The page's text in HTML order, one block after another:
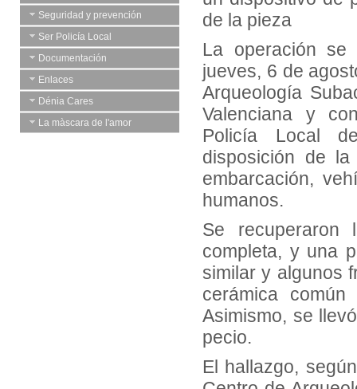
Seguridad y prevención
Ser Policía Local
Documentación
Enlaces
Dénia Cares
La màscara de l'amor
de la pieza
La operación
jueves, 6 de
Arqueología
Valenciana y
Policía Local
disposición de
embarcación,
humanos.
Se recuperaron
completa, y una
similar y algunos
cerámica
Asimismo, se
pecio.
El hallazgo,